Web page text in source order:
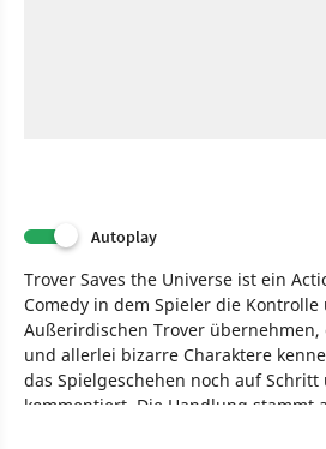
Autoplay
Trover Saves the Universe ist ein
Comedy in dem Spieler die
Außerirdischen Trover übernehmen,
und allerlei bizarre Charaktere
das Spielgeschehen noch auf
kommentiert. Die Handlung stammt